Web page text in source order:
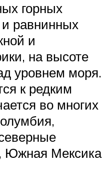
горных
равнинных
и
на высоте
уровнем моря.
к редким
во многих
Южная Мексика